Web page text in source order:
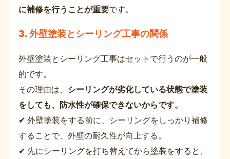
に補修を行うことが重要です。
3. 外壁塗装とシーリング工事の関係
外壁塗装とシーリング工事はセットで行うのが一般
的です。
その理由は、 シーリングが劣化している状態で塗装
をしても、防水性が確保できないからです。
✔ 外壁塗装をする前に、シーリングをしっかり補修
することで、外壁の耐久性が向上する。
✔ 先にシーリングを打ち替えてから塗装をすると、